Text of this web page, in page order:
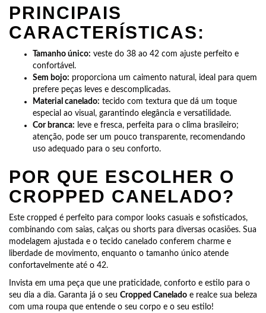
PRINCIPAIS
CARACTERÍSTICAS:
Tamanho único: veste do 38 ao 42 com ajuste perfeito e
confortável.
Sem bojo: proporciona um caimento natural, ideal para quem
prefere peças leves e descomplicadas.
Material canelado: tecido com textura que dá um toque
especial ao visual, garantindo elegância e versatilidade.
Cor branca: leve e fresca, perfeita para o clima brasileiro;
atenção, pode ser um pouco transparente, recomendando
uso adequado para o seu conforto.
POR QUE ESCOLHER O
CROPPED CANELADO?
Este cropped é perfeito para compor looks casuais e sofisticados,
combinando com saias, calças ou shorts para diversas ocasiões. Sua
modelagem ajustada e o tecido canelado conferem charme e
liberdade de movimento, enquanto o tamanho único atende
confortavelmente até o 42.
Invista em uma peça que une praticidade, conforto e estilo para o
seu dia a dia. Garanta já o seu Cropped Canelado e realce sua beleza
com uma roupa que entende o seu corpo e o seu estilo!